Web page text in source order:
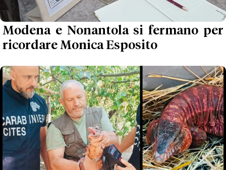
Modena e Nonantola si fermano per
ricordare Monica Esposito